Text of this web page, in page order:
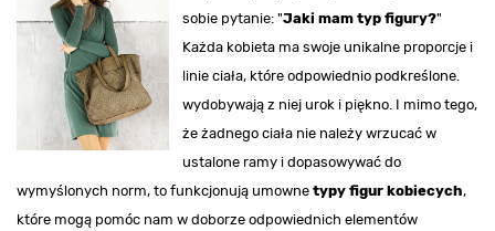
sobie pytanie: "Jaki mam typ figury?"
Każda kobieta ma swoje unikalne proporcje i
linie ciała, które odpowiednio podkreślone.
wydobywają z niej urok i piękno. I mimo tego,
że żadnego ciała nie należy wrzucać w
ustalone ramy i dopasowywać do
wymyślonych norm, to funkcjonują umowne typy figur kobiecych,
które mogą pomóc nam w doborze odpowiednich elementów